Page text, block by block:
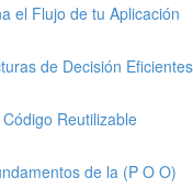
el Flujo de tu Aplicación
de Decisión Eficientes
Reutilizable
de la (P O O)